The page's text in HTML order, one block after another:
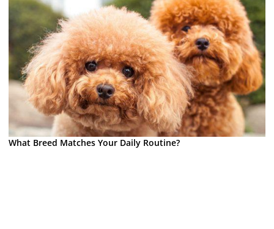
What Breed Matches Your Daily Routine?